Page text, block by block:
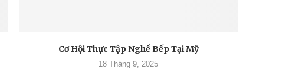
Cơ Hội Thực Tập Nghề Bếp Tại Mỹ
18 Tháng 9, 2025